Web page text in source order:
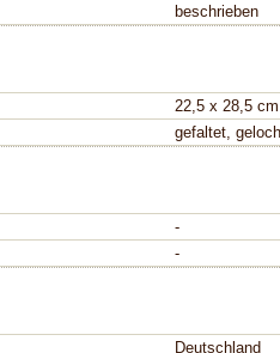
beschrieben
22,5 x 28,5 cm
gefaltet,
-
-
Deutschland